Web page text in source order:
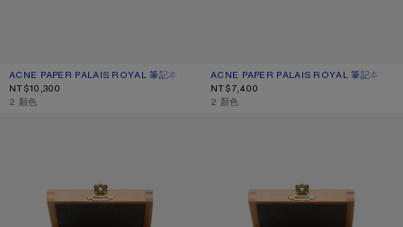
ACNE PAPER PALAIS ROYAL 筆記本 - 大
目前顏色： 深綠色
價格：NT$10,300。
NT$10,300
,2 顏色
ACNE PAPER PALAIS ROYAL 筆記本 - 小
目前顏色： 深綠色
價格：NT$7,400。
NT$7,400
,2 顏色